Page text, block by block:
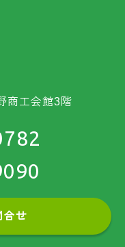
商工会館3階
合せ